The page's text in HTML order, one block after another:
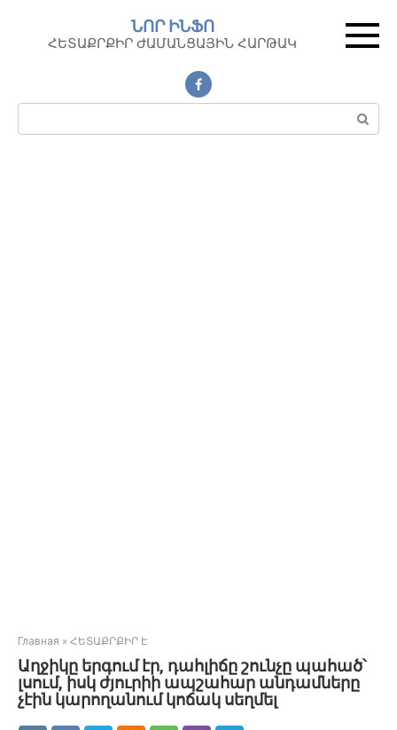
контенту
ՆՈՐ ԻՆՖՈ
ՀԵՏԱՔՐՔԻՐ ԺԱՄԱՆՑԱՅԻՆ ՀԱՐԹԱԿ
Поиск:
Главная » ՀԵՏԱՔՐՔԻՐ Է
Աղջիկը երգում էր, դահլիճը շունչը պահած՝
լսում, իսկ ժյուրիի ապշահար անդամները
չէին կարողանում կոճակ սեղմել